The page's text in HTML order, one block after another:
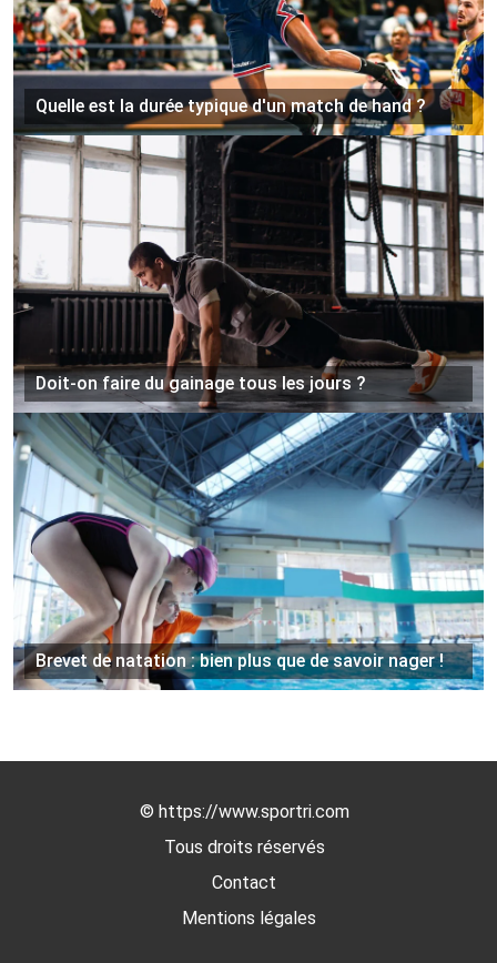
Quelle est la durée typique d'un match de hand ?
Doit-on faire du gainage tous les jours ?
Brevet de natation : bien plus que de savoir nager !
© https://www.sportri.com
Tous droits réservés
Contact
Mentions légales